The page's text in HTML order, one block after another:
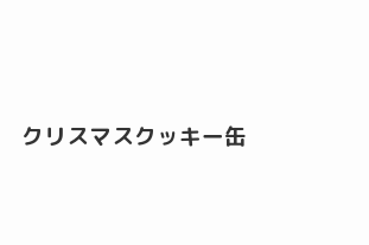
クリスマスクッキー缶